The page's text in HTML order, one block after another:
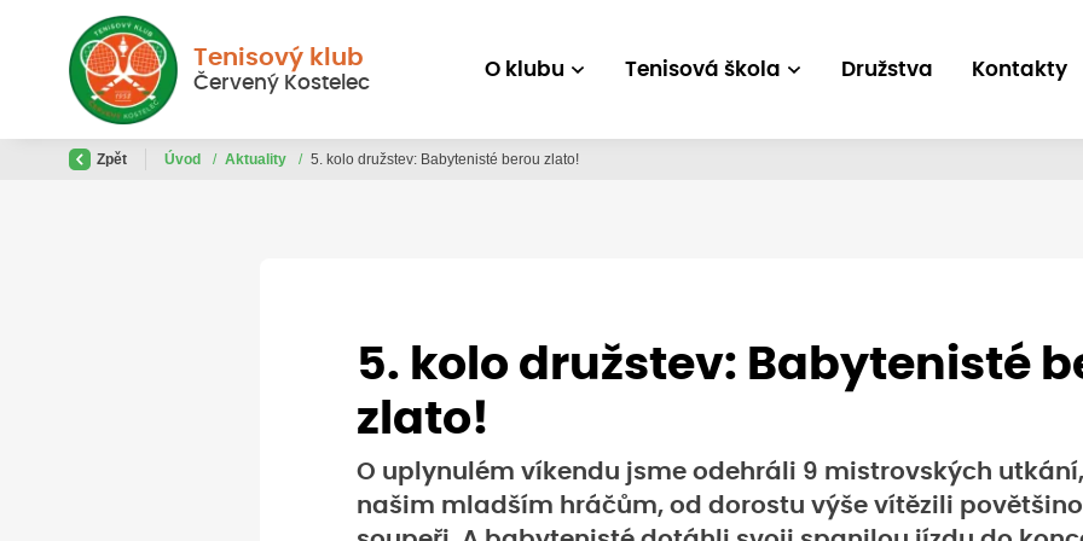
Tenisový klub
Červený Kostelec
O klubu Tenisová škola Družstva Kontakty
Zpět Úvod / Aktuality / 5. kolo družstev: Babytenisté berou zlato!
5. kolo družstev: Babytenisté
zlato!
O uplynulém víkendu jsme odehráli 9 mistrovských
našim mladším hráčům, od dorostu výše vítězili